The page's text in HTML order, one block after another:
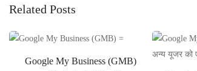
Related Posts
Google My Business (GMB)